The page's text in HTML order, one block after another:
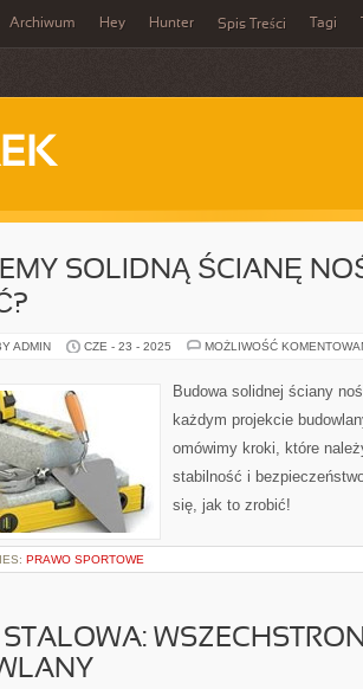
Archiwum Hey Hunter Spis Treści Tagi
SOLIDNĄ ŚCIANĘ
ADMIN CZE - 23 - 2025 MOŻLIWOŚĆ
Budowa solidnej ściany
każdym projekcie
omówimy kroki, które
stabilność i
się, jak to zrobić!
PRAWO SPORTOWE
STALOWA: